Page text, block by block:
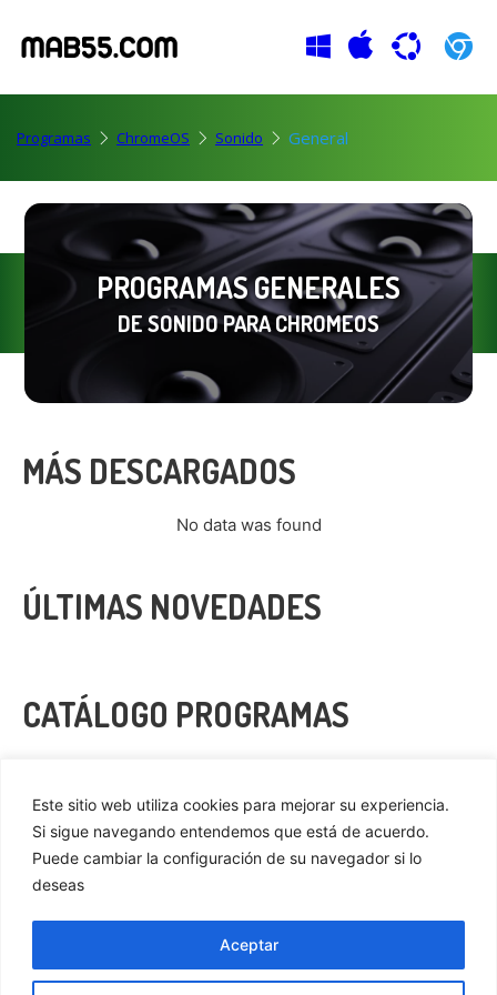
Este sitio web utiliza cookies para mejorar su experiencia.
Si sigue navegando entendemos que está de acuerdo.
Puede cambiar la configuración de su navegador si lo
deseas
Aceptar
Programas ChromeOS Sonido General
PROGRAMAS GENERALES
DE SONIDO PARA CHROMEOS
MÁS DESCARGADOS
No data was found
ÚLTIMAS NOVEDADES
CATÁLOGO PROGRAMAS
Cookies
Aviso Legal